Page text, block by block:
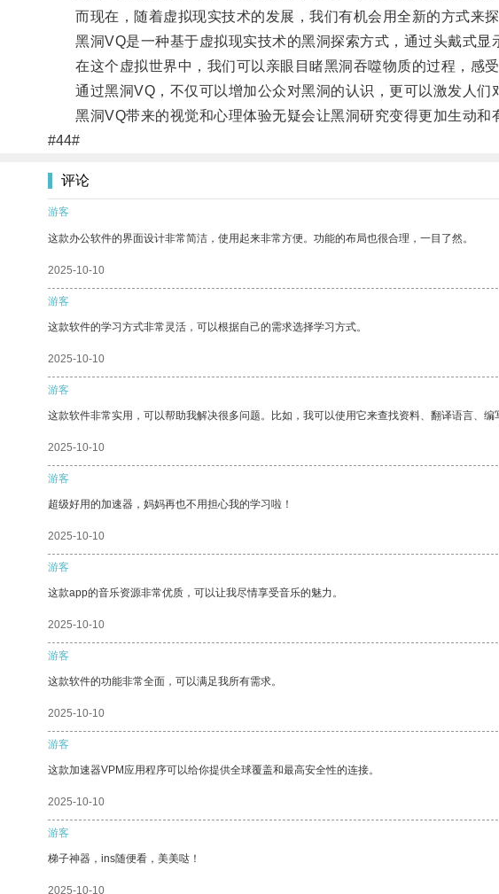
而现在，随着虚拟现实技术的发展，我们有机会用全新的方式来探
黑洞VQ是一种基于虚拟现实技术的黑洞探索方式，通过头戴式显
在这个虚拟世界中，我们可以亲眼目睹黑洞吞噬物质的过程，感受
通过黑洞VQ，不仅可以增加公众对黑洞的认识，更可以激发人们
黑洞VQ带来的视觉和心理体验无疑会让黑洞研究变得更加生动和
#44#
评论
游客
这款办公软件的界面设计非常简洁，使用起来非常方便。功能的布局也很合理，一目了然。
2025-10-10
游客
这款软件的学习方式非常灵活，可以根据自己的需求选择学习方式。
2025-10-10
游客
这款软件非常实用，可以帮助我解决很多问题。比如，我可以使用它来查找资料、翻译语言、编
2025-10-10
游客
超级好用的加速器，妈妈再也不用担心我的学习啦！
2025-10-10
游客
这款app的音乐资源非常优质，可以让我尽情享受音乐的魅力。
2025-10-10
游客
这款软件的功能非常全面，可以满足我所有需求。
2025-10-10
游客
这款加速器VPM应用程序可以给你提供全球覆盖和最高安全性的连接。
2025-10-10
游客
梯子神器，ins随便看，美美哒！
2025-10-10